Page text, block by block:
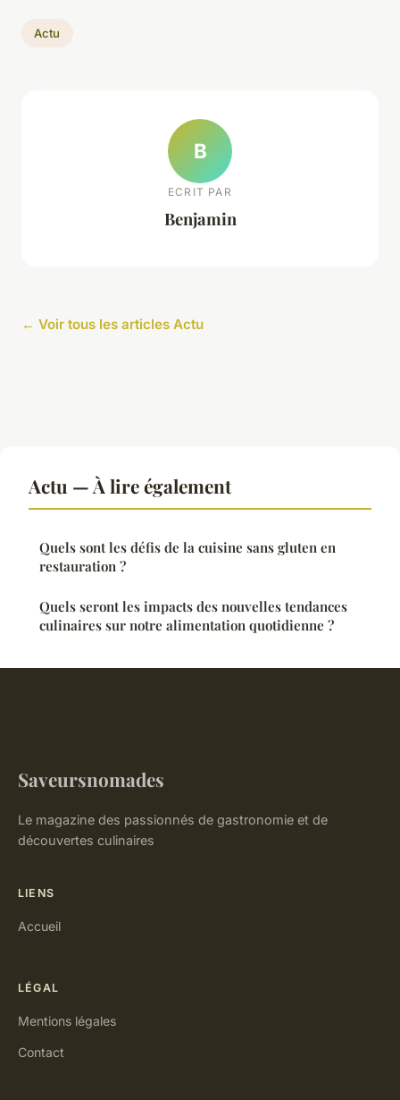
Actu
B
ECRIT PAR
Benjamin
← Voir tous les articles Actu
Actu — À lire également
Quels sont les défis de la cuisine sans gluten en
restauration ?
Quels seront les impacts des nouvelles tendances
culinaires sur notre alimentation quotidienne ?
Saveursnomades
Le magazine des passionnés de gastronomie et de
découvertes culinaires
LIENS
Accueil
LÉGAL
Mentions légales
Contact